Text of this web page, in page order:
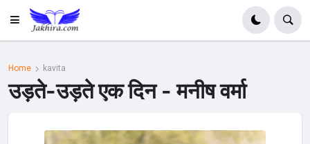
Home kavita
उड़ते-उड़ते एक दिन - मनीष वर्मा